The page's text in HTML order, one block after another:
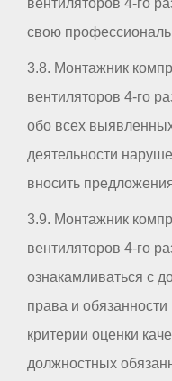
вентиляторов 4-го
свою
3.8. Монтажник
вентиляторов 4-го
обо всех
деятельности
вносить
3.9. Монтажник
вентиляторов 4-го
ознакамливаться с
права и
критерии оценки
должностных